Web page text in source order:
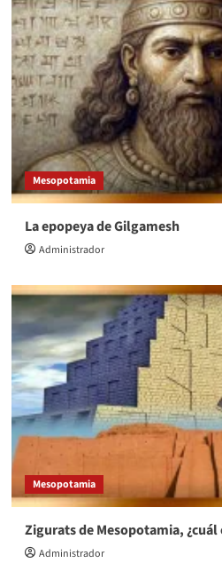
Mesopotamia
La epopeya de Gilgamesh
Administrador
Mesopotamia
Zigurats de Mesopotamia, ¿cuál
Administrador